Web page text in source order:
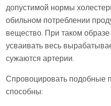
допустимой нормы
обильном потреблении
вещество. При таком
усваивать весь
сужаются артерии.
Спровоцировать подобные
способны: